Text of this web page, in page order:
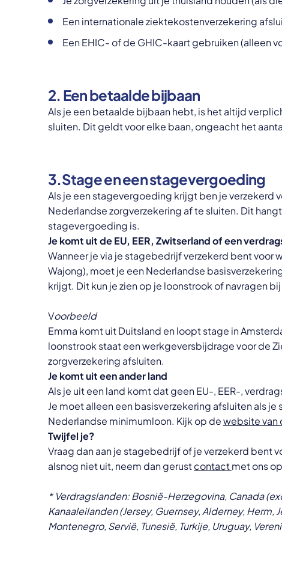
Een internationale ziektekostenverzekering
Een EHIC- of de GHIC-kaart gebruiken (alleen
2. Een betaalde bijbaan
Als je een betaalde bijbaan hebt, is het altijd
sluiten. Dit geldt voor elke baan, ongeacht het
3.Stage en een stagevergoeding
Als je een stagevergoeding krijgt ben je verzekerd
Nederlandse zorgverzekering af te sluiten. Dit
stagevergoeding is.
Je komt uit de EU, EER, Zwitserland of een
Wanneer je via je stagebedrijf verzekerd bent voor
Wajong), moet je een Nederlandse
krijgt. Dit kun je zien op je loonstrook of navragen
Voorbeeld
Emma komt uit Duitsland en loopt stage in
loonstrook staat een werkgeversbijdrage voor de
zorgverzekering afsluiten.
Je komt uit een ander land
Als je uit een land komt dat geen EU-, EER-,
Je moet alleen een basisverzekering afsluiten als
Nederlandse minimumloon. Kijk op dewebsite van
Twijfel je?
Vraag dan aan je stagebedrijf of je verzekerd bent
alsnog niet uit, neem dan gerustcontactmet ons
* Verdragslanden: Bosnië-Herzegovina, Canada
Kanaaleilanden (Jersey, Guernsey, Alderney, Herm,
Montenegro, Servië, Tunesië, Turkije, Uruguay,